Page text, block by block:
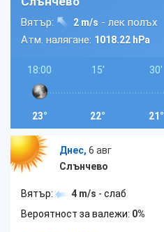
Вятър: 2 m/s - лек полъх
Атм. налягане: 1018.22 hPa
18:00
23°
15'
22°
30'
21°
Днес, 6 авг
Слънчево
Вятър: 4 m/s - слаб
Вероятност за валежи: 0%